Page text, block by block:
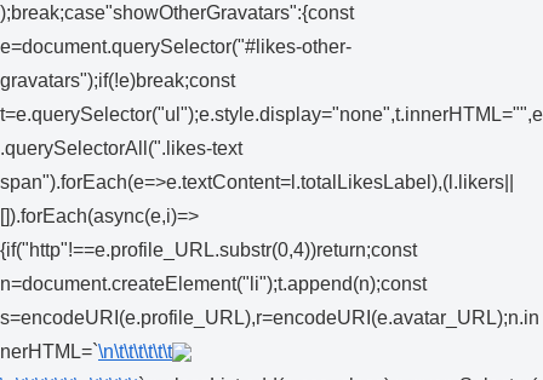
);break;case"showOtherGravatars":{const
e=document.querySelector("#likes-other-
gravatars");if(!e)break;const
t=e.querySelector("ul");e.style.display="none",t.innerHTML="",e
.querySelectorAll(".likes-text
span").forEach(e=>e.textContent=l.totalLikesLabel),(l.likers||
[]).forEach(async(e,i)=>
{if("http"!==e.profile_URL.substr(0,4))return;const
n=document.createElement("li");t.append(n);const
s=encodeURI(e.profile_URL),r=encodeURI(e.avatar_URL);n.in
nerHTML=`\n\t\t\t\t\t\t